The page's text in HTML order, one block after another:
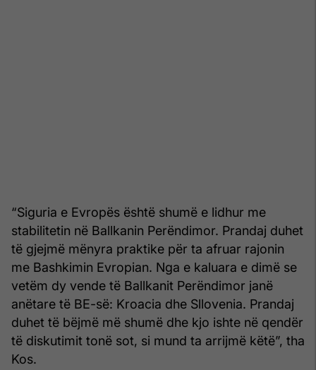
“Siguria e Evropës është shumë e lidhur me
stabilitetin në Ballkanin Perëndimor. Prandaj duhet
të gjejmë mënyra praktike për ta afruar rajonin
me Bashkimin Evropian. Nga e kaluara e dimë se
vetëm dy vende të Ballkanit Perëndimor janë
anëtare të BE-së: Kroacia dhe Sllovenia. Prandaj
duhet të bëjmë më shumë dhe kjo ishte në qendër
të diskutimit tonë sot, si mund ta arrijmë këtë”, tha
Kos.